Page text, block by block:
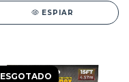
ESPIAR
ESGOTADO